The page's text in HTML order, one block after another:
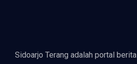
Sidoarjo Terang adalah portal berita